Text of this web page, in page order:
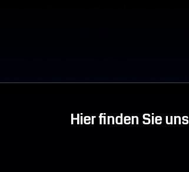
Hier finden Sie uns